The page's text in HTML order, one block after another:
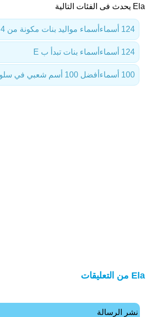
Ela يحدث فى الفئات التالية
أسماء مواليد بنات مكونة من 4 حروف 124 أسماء
أسماء بنات تبدأ ب E 124 أسماء
أفضل 100 أسم شعبي في سلوفيني 100 أسماء
Ela من التعليقات
نشر الرسالة